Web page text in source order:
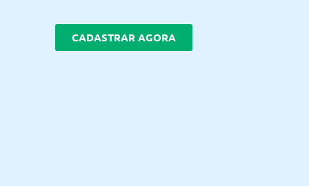
CADASTRAR AGORA